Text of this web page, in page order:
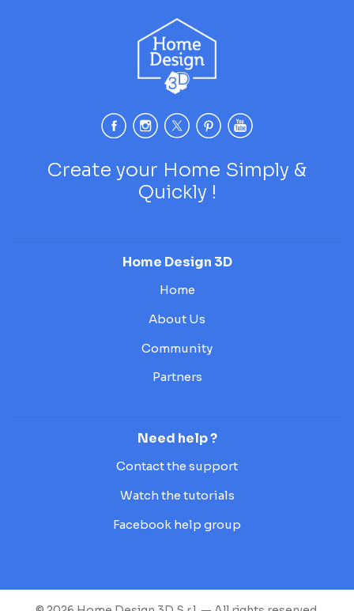
Create your Home Simply &
Quickly !
Home Design 3D
Home
About Us
Community
Partners
Need help ?
Contact the support
Watch the tutorials
Facebook help group